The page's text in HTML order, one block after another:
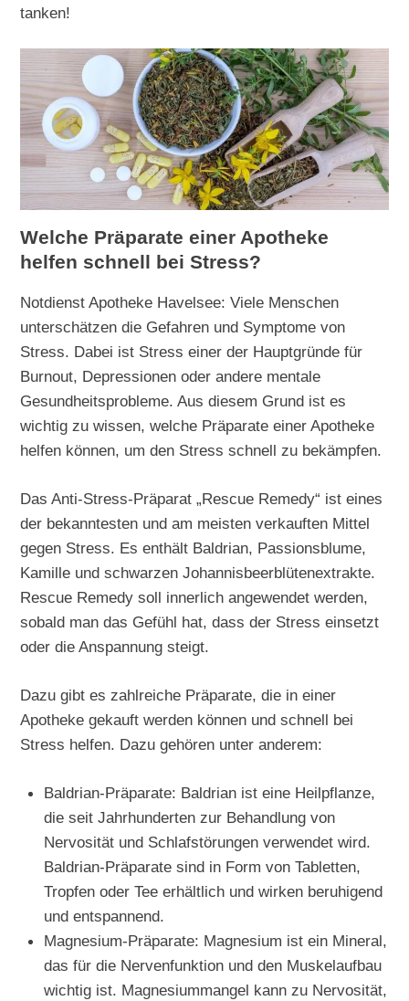
tanken!
Welche Präparate einer Apotheke
helfen schnell bei Stress?
Notdienst Apotheke Havelsee: Viele Menschen
unterschätzen die Gefahren und Symptome von
Stress. Dabei ist Stress einer der Hauptgründe für
Burnout, Depressionen oder andere mentale
Gesundheitsprobleme. Aus diesem Grund ist es
wichtig zu wissen, welche Präparate einer Apotheke
helfen können, um den Stress schnell zu bekämpfen.
Das Anti-Stress-Präparat „Rescue Remedy“ ist eines
der bekanntesten und am meisten verkauften Mittel
gegen Stress. Es enthält Baldrian, Passionsblume,
Kamille und schwarzen Johannisbeerblütenextrakte.
Rescue Remedy soll innerlich angewendet werden,
sobald man das Gefühl hat, dass der Stress einsetzt
oder die Anspannung steigt.
Dazu gibt es zahlreiche Präparate, die in einer
Apotheke gekauft werden können und schnell bei
Stress helfen. Dazu gehören unter anderem:
Baldrian-Präparate: Baldrian ist eine Heilpflanze,
die seit Jahrhunderten zur Behandlung von
Nervosität und Schlafstörungen verwendet wird.
Baldrian-Präparate sind in Form von Tabletten,
Tropfen oder Tee erhältlich und wirken beruhigend
und entspannend.
Magnesium-Präparate: Magnesium ist ein Mineral,
das für die Nervenfunktion und den Muskelaufbau
wichtig ist. Magnesiummangel kann zu Nervosität,